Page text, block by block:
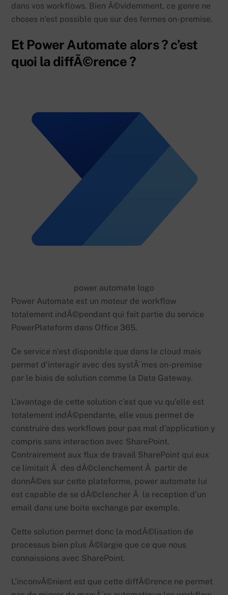
dans vos workflows. Bien Ã©videmment, ce genre ne
choses n’est possible que sur des fermes on-premise.
Et Power Automate alors ? c’est
quoi la diffÃ©rence ?
power automate logo
Power Automate est un moteur de workflow
totalement indÃ©pendant qui fait partie du service
PowerPlateform dans Office 365.
Ce service n’est disponible que dans le cloud mais
permet d’interagir avec des systÃ¨mes on-premise
par le biais de solution comme la Data Gateway.
L’avantage de cette solution c’est que vu qu’elle est
totalement indÃ©pendante, elle vous permet de
construire des workflows pour pas mal d’application y
compris sans interaction avec SharePoint.
Contrairement aux flux de travail SharePoint qui eux
ce limitait Ã des dÃ©clenchement Ã partir de
donnÃ©es sur cette plateforme, power automate lui
est capable de se dÃ©clencher Ã la reception d’un
email dans une boite exchange par exemple.
Cette solution permet donc la modÃ©lisation de
processus bien plus Ã©largie que ce que nous
connaissions avec SharePoint.
L’inconvÃ©nient est que cette diffÃ©rence ne permet